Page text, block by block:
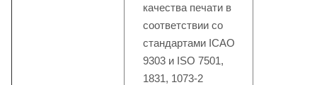
качества печати в
соответствии со
стандартами ICAO
9303 и ISO 7501,
1831, 1073-2